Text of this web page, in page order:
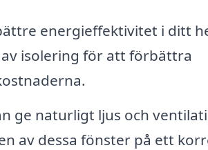
energieffektivitet i ditt
isolering för att förbättra
ge naturligt ljus och
av dessa fönster på ett